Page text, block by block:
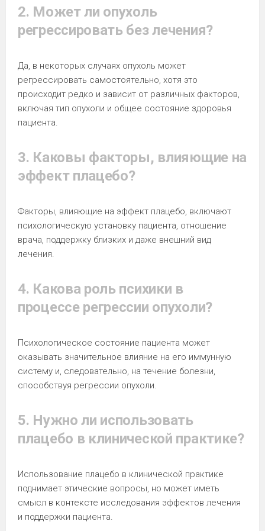
2. Может ли опухоль
регрессировать без лечения?
Да, в некоторых случаях опухоль может
регрессировать самостоятельно, хотя это
происходит редко и зависит от различных факторов,
включая тип опухоли и общее состояние здоровья
пациента.
3. Каковы факторы, влияющие на
эффект плацебо?
Факторы, влияющие на эффект плацебо, включают
психологическую установку пациента, отношение
врача, поддержку близких и даже внешний вид
лечения.
4. Какова роль психики в
процессе регрессии опухоли?
Психологическое состояние пациента может
оказывать значительное влияние на его иммунную
систему и, следовательно, на течение болезни,
способствуя регрессии опухоли.
5. Нужно ли использовать
плацебо в клинической практике?
Использование плацебо в клинической практике
поднимает этические вопросы, но может иметь
смысл в контексте исследования эффектов лечения
и поддержки пациента.